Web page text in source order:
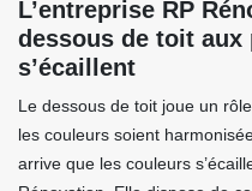
L’entreprise RP
dessous de toit aux
s’écaillent
Le dessous de toit joue un
les couleurs soient
arrive que les couleurs